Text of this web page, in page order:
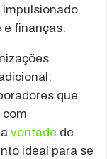
impulsionado
e finanças.
que
vontade de
ideal para se